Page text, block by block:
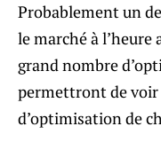
Probablement un
le marché à l’heure
grand nombre
permettront de voir
d’optimisation de